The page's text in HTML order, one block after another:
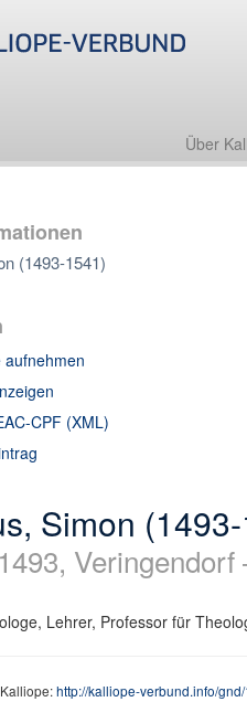
Über
(1493-1541)
aufnehmen
CPF (XML)
Simon
Lehrer, Professor für
http://kalliope-verbund.info/